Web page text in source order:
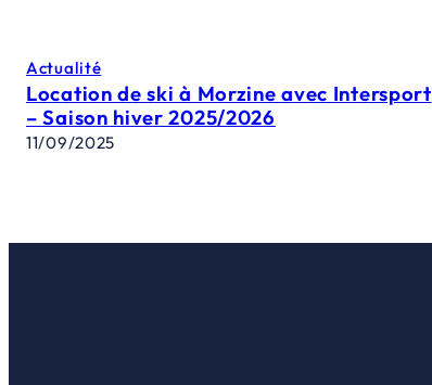
Actualité
Location de ski à Morzine avec Intersport
– Saison hiver 2025/2026
11/09/2025